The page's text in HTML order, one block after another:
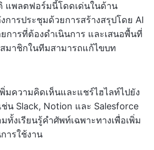
แพลตฟอร์มนี้โดดเด่นในด้าน
การประชุมด้วยการสร้างสรุปโดย AI
การที่ต้องดำเนินการ และเสนอพื้นที่
มาชิกในทีมสามารถแก้ไขบท
มความคิดเห็นและแชร์ไฮไลท์ไปยัง
ช่น Slack, Notion และ Salesforce
ทั้งเรียนรู้คำศัพท์เฉพาะทางเพื่อเพิ่ม
ารใช้งาน